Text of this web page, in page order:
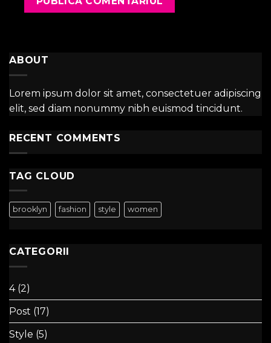
ABOUT
Lorem ipsum dolor sit amet, consectetuer adipiscing
elit, sed diam nonummy nibh euismod tincidunt.
RECENT COMMENTS
TAG CLOUD
brooklyn fashion style women
CATEGORII
4(2)
Post (17)
Style (5)